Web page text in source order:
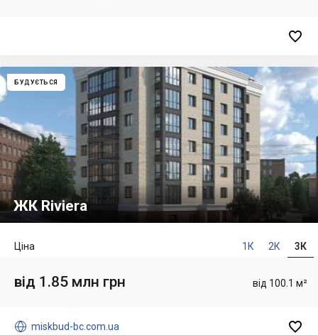

БУДУЄТЬСЯ
ЖК Riviera
1К 2К 3К
Ціна
від 100.1 м²
від 1.85 млн грн
 miskbud-bc.com.ua 